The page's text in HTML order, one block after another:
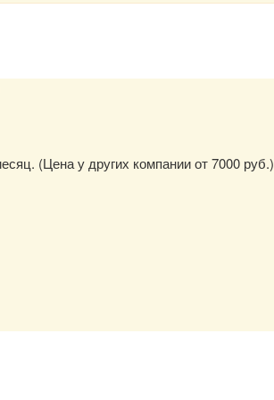
(Цена у других компании от 7000 руб.)